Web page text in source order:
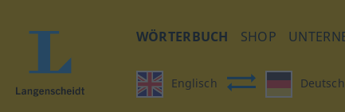
WÖRTERBUCH SHOP
Englisch Deutsch